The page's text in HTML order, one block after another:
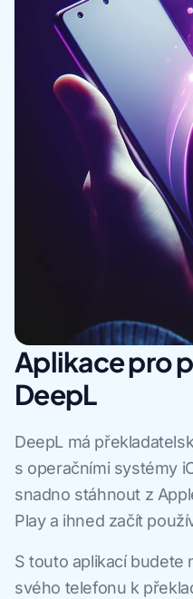
Aplikace pro
DeepL
DeepL má
s operačními systémy
snadno stáhnout z
Play a ihned začít
S touto aplikací budete
svého telefonu k